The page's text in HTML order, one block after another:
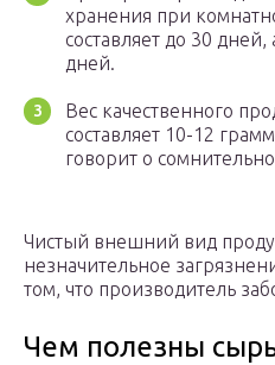
хранения при
составляет до 30
дней.
Вес качественного
составляет 10-12
говорит о
Чистый внешний вид
незначительное
том, что производитель
Чем полезны